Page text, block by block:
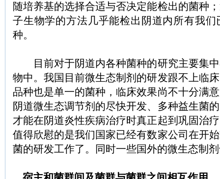
随培养基的选择合适与否决定能检出的菌种
子生物学的方法几乎能检出阴道内所有我
种。
目前对于阴道内各种菌种的研究主要集中
物中。我国目前微生态制剂的研发跟不上临
品种也是单一的菌种，临床效果尚不十分满
阴道微生态调节剂的尽快开发、多种益生菌
才能在阴道炎性疾病治疗时真正起到巩固治
值得欣慰的是我们国家已经有数家公司在开
菌的研发工作了。同时一些国外的微生态制